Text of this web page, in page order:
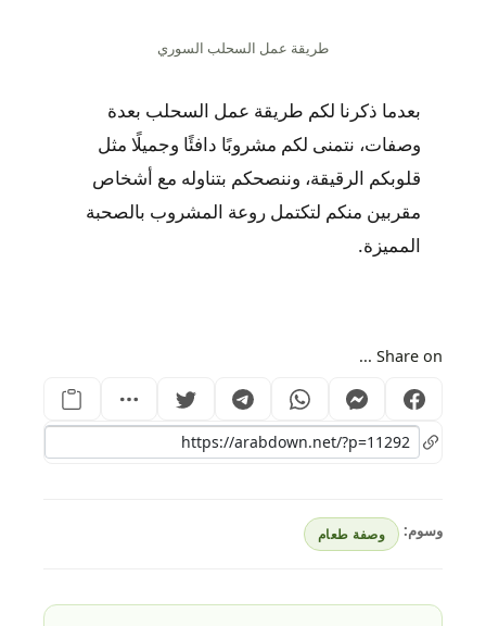
طريقة عمل السحلب السوري
بعدما ذكرنا لكم طريقة عمل السحلب بعدة
وصفات، نتمنى لكم مشروبًا دافئًا وجميلًا مثل
قلوبكم الرقيقة، وننصحكم بتناوله مع أشخاص
مقربين منكم لتكتمل روعة المشروب بالصحبة
المميزة.
Share on ...
وسوم: وصفة طعام